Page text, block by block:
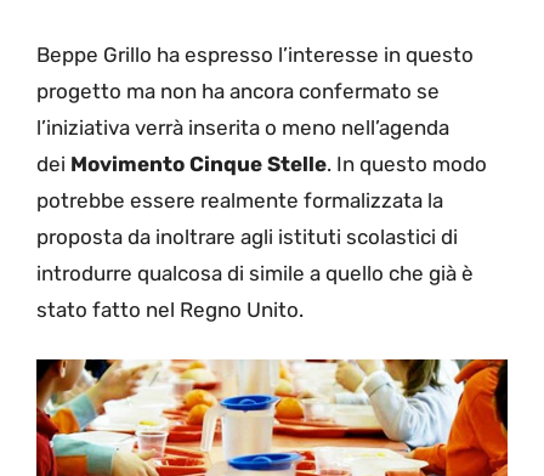
Beppe Grillo ha espresso l’interesse in questo
progetto ma non ha ancora confermato se
l’iniziativa verrà inserita o meno nell’agenda
dei Movimento Cinque Stelle. In questo modo
potrebbe essere realmente formalizzata la
proposta da inoltrare agli istituti scolastici di
introdurre qualcosa di simile a quello che già è
stato fatto nel Regno Unito.